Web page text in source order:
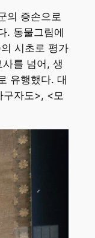
의 증손으로
. 동물그림에
시초로 평가
를 넘어, 생
유행했다. 대
구자도>, <모